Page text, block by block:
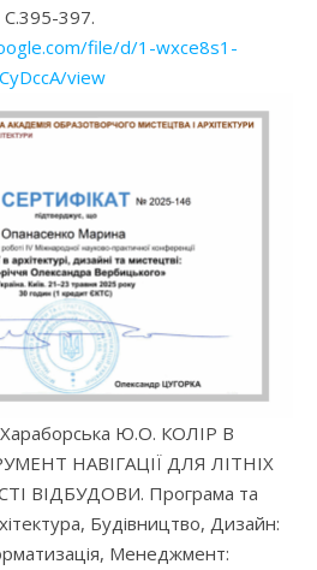
397.
file/d/1-wxce8s1-
view
Ю.О. КОЛІР В
НАВІГАЦІЇ ДЛЯ ЛІТНІХ
ВІДБУДОВИ. Програма та
Будівництво, Дизайн:
Менеджмент: